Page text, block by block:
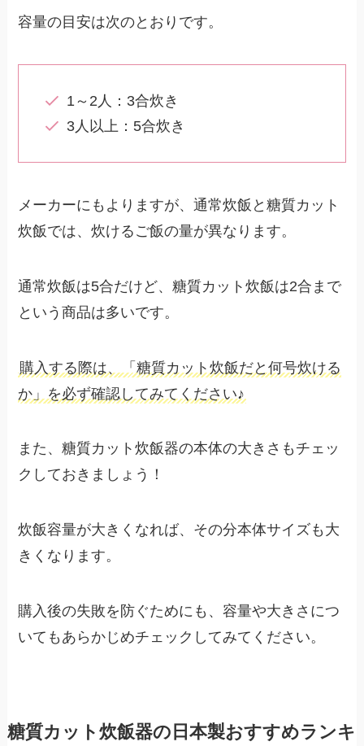
容量の目安は次のとおりです。
1～2人：3合炊き
3人以上：5合炊き
メーカーにもよりますが、通常炊飯と糖質カット
炊飯では、炊けるご飯の量が異なります。
通常炊飯は5合だけど、糖質カット炊飯は2合まで
という商品は多いです。
購入する際は、「糖質カット炊飯だと何号炊ける
か」を必ず確認してみてください♪
また、糖質カット炊飯器の本体の大きさもチェッ
クしておきましょう！
炊飯容量が大きくなれば、その分本体サイズも大
きくなります。
購入後の失敗を防ぐためにも、容量や大きさにつ
いてもあらかじめチェックしてみてください。
糖質カット炊飯器の日本製おすすめランキ